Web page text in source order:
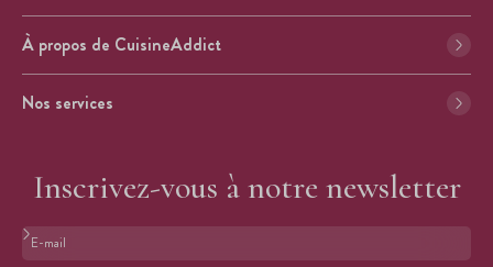
À propos de CuisineAddict
Nos services
Inscrivez-vous à notre newsletter
Format : adresse@email.com